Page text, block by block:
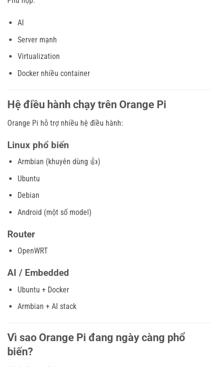
AI
Server mạnh
Virtualization
Docker nhiều container
Hệ điều hành chạy trên Orange Pi
Orange Pi hỗ trợ nhiều hệ điều hành:
Linux phổ biến
Armbian (khuyên dùng 👍)
Ubuntu
Debian
Android (một số model)
Router
OpenWRT
AI / Embedded
Ubuntu + Docker
Armbian + AI stack
Vì sao Orange Pi đang ngày càng phổ
biến?